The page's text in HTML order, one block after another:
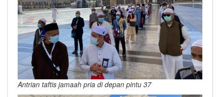
Antrian taftis jamaah pria di depan pintu 37